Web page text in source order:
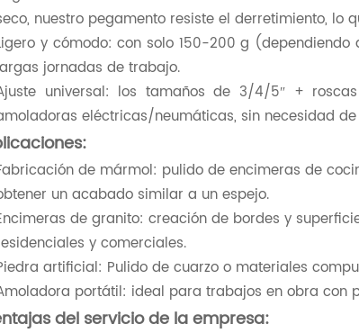
nuestro pegamento resiste el derretimiento, lo
y cómodo: con solo 150-200 g
jornadas de trabajo.
universal: los tamaños de 3/4/5″ +
eléctricas/neumáticas, sin necesidad
de mármol: pulido de encimeras de
un acabado similar a un espejo.
de granito: creación de bordes y
y comerciales.
artificial: Pulido de cuarzo o materiales
portátil: ideal para trabajos en obra con
del servicio de la empresa: